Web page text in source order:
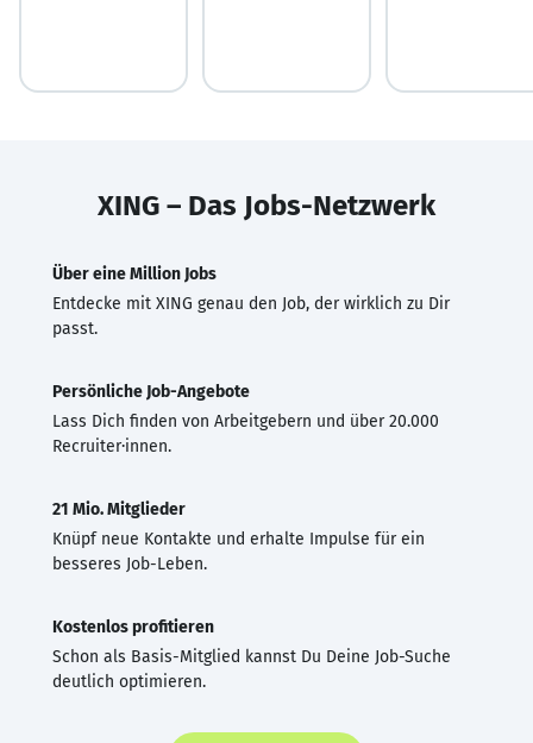
XING – Das Jobs-Netzwerk
Über eine Million Jobs
Entdecke mit XING genau den Job, der wirklich zu Dir
passt.
Persönliche Job-Angebote
Lass Dich finden von Arbeitgebern und über 20.000
Recruiter·innen.
21 Mio. Mitglieder
Knüpf neue Kontakte und erhalte Impulse für ein
besseres Job-Leben.
Kostenlos profitieren
Schon als Basis-Mitglied kannst Du Deine Job-Suche
deutlich optimieren.